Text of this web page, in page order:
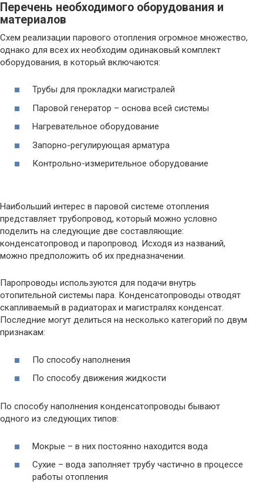
Перечень необходимого оборудования и
материалов
Схем реализации парового отопления огромное множество,
однако для всех их необходим одинаковый комплект
оборудования, в который включаются:
Трубы для прокладки магистралей
Паровой генератор – основа всей системы
Нагревательное оборудование
Запорно-регулирующая арматура
Контрольно-измерительное оборудование
Наибольший интерес в паровой системе отопления
представляет трубопровод, который можно условно
поделить на следующие две составляющие:
конденсатопровод и паропровод. Исходя из названий,
можно предположить об их предназначении.
Паропроводы используются для подачи внутрь
отопительной системы пара. Конденсатопроводы отводят
скапливаемый в радиаторах и магистралях конденсат.
Последние могут делиться на несколько категорий по двум
признакам:
По способу наполнения
По способу движения жидкости
По способу наполнения конденсатопроводы бывают
одного из следующих типов:
Мокрые – в них постоянно находится вода
Сухие – вода заполняет трубу частично в процессе
работы отопления